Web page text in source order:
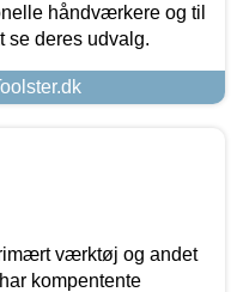
håndværkere og til
se deres udvalg.
værktøj og andet
kompentente